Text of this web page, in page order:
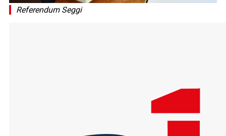
Referendum Seggi